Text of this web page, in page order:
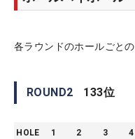
各ラウンドのホールごと
ROUND2 133位
HOLE 1 2 3 4